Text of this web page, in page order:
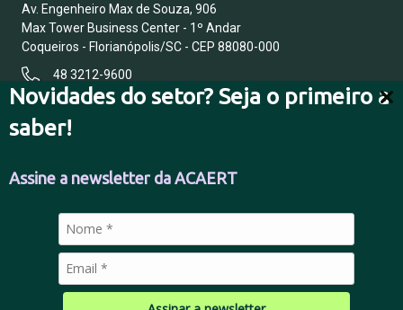
Novidades do setor? Seja o primeiro a
saber!
Assine a newsletter da ACAERT
Av. Engenheiro Max de Souza, 906
Max Tower Business Center - 1º Andar
Coqueiros - Florianópolis/SC - CEP 88080-000
48 3212-9600
FALE CONOSCO
POLÍTICA DE PRIVACIDADE